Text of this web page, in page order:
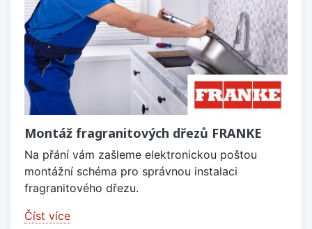
Montáž fragranitových dřezů FRANKE
Na přání vám zašleme elektronickou poštou
montážní schéma pro správnou instalaci
fragranitového dřezu.
Číst více